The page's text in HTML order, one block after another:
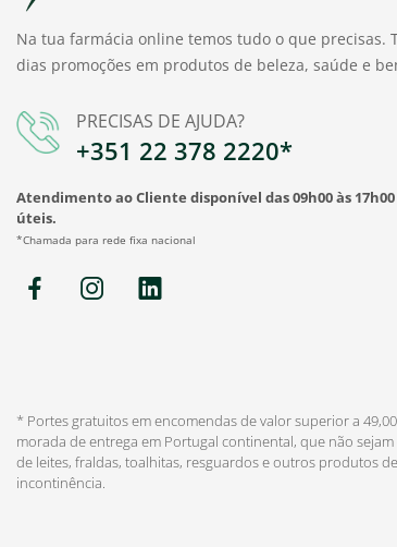
Na tua farmácia online temos tudo o que precisas.
dias promoções em produtos de beleza, saúde e
PRECISAS DE AJUDA?
+351 22 378 2220*
Atendimento ao Cliente disponível das 09h00 às
úteis.
*Chamada para rede fixa nacional
* Portes gratuitos em encomendas de valor superior a
morada de entrega em Portugal continental, que não sejam
de leites, fraldas, toalhitas, resguardos e outros produtos de
incontinência.